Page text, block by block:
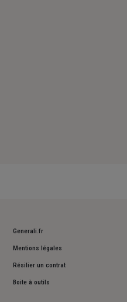
Generali.fr
Mentions légales
Résilier un contrat
Boite à outils